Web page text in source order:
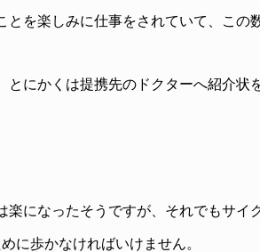
とを楽しみに仕事をされていて、こ
にかくは提携先のドクターへ紹介状
楽になったそうですが、それでもサ
に歩かなければいけません。